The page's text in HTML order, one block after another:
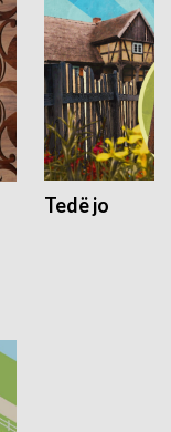
Tedë jo